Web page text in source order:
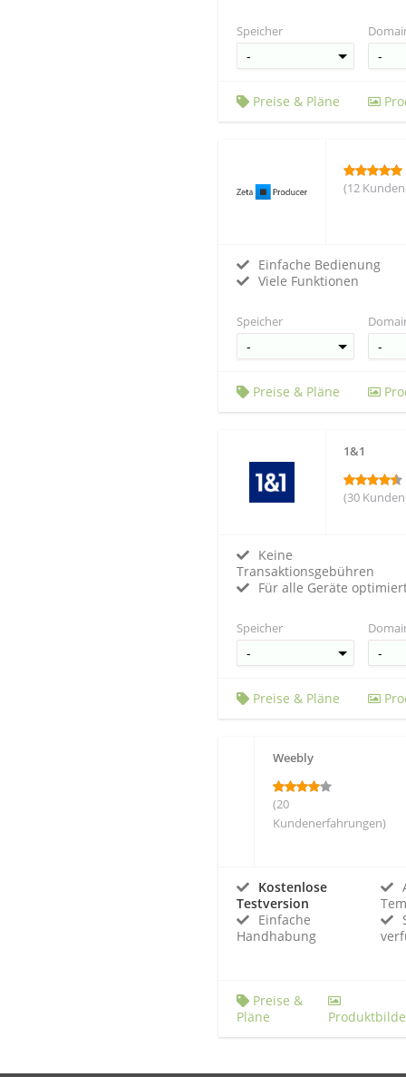
Speicher
Preise & Pläne
(12
Einfache Bedienung
Viele Funktionen
Speicher
Preise & Pläne
1&1
(30
Keine
Transaktionsgebühren
Für alle Geräte
Speicher
Preise & Pläne
Weebly
(20
Kundenerfahrungen)
Kostenlose
Testversion
Einfache
Handhabung
Preise &
Pläne